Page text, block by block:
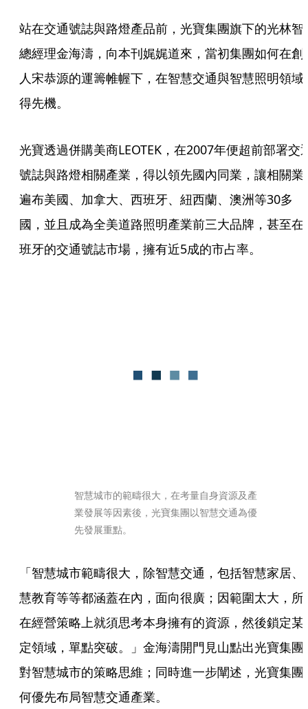
站在交通號誌與路燈產品前，光寶集團旗下的光林智
總經理金海濤，向本刊娓娓道來，當初集團如何在創
人宋恭源的運籌帷幄下，在智慧交通與智慧照明領域
得先機。
光寶透過併購美商LEOTEK，在2007年便超前部署交
號誌與路燈相關產業，得以領先國內同業，讓相關業
遍布美國、加拿大、西班牙、紐西蘭、澳洲等30多
國，並且成為全美道路照明產業前三大品牌，甚至在
班牙的交通號誌市場，擁有近5成的市占率。
智慧城市的範疇很大，在考量自身資源及產
業發展等因素後，光寶集團以智慧交通為優
先發展重點。
「智慧城市範疇很大，除智慧交通，包括智慧家居、
慧教育等等都涵蓋在內，面向很廣；因範圍太大，所
在經營策略上就須思考本身擁有的資源，然後鎖定某
定領域，單點突破。」金海濤開門見山點出光寶集團
對智慧城市的策略思維；同時進一步闡述，光寶集團
何優先布局智慧交通產業。